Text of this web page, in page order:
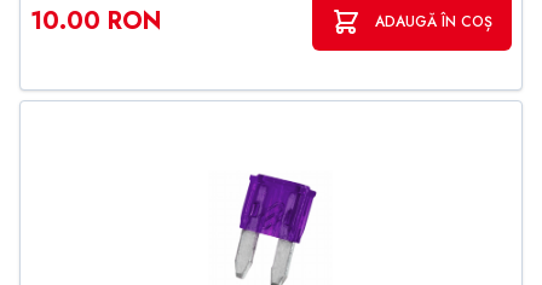
10.00 RON ADAUGĂ ÎN COȘ